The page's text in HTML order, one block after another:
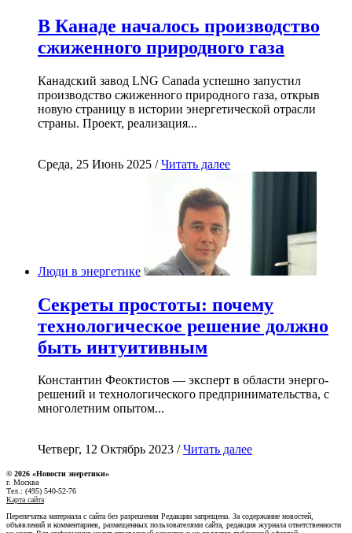
В Канаде началось производство
сжиженного природного газа
Канадский завод LNG Canada успешно запустил
производство сжиженного природного газа, открыв
новую страницу в истории энергетической отрасли
страны. Проект, реализация...
Среда, 25 Июнь 2025 /Читать далее
Люди в энергетике
Секреты простоты: почему
технологическое решение должно
быть интуитивным
Константин Феоктистов — эксперт в области энерго-
решений и технологического предпринимательства, с
многолетним опытом...
Четверг, 12 Октябрь 2023 /Читать далее
© 2026 «Новости энеретики»
г. Москва
Тел.: (495) 540-52-76
Карта сайта
Перепечатка материала с сайта без разрешения Редакции запрещена. За содержание новостей,
объявлений и комментариев, размещенных пользователями сайта, редакция журнала ответственности